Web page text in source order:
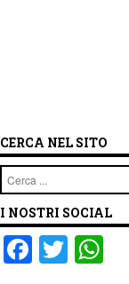
CERCA NEL SITO
Cerca
I NOSTRI SOCIAL
F T